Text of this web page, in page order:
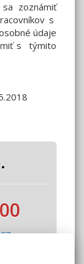
zoznámiť
s
údaje
s týmito